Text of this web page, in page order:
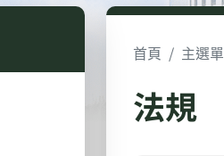
首頁 主選單
法規